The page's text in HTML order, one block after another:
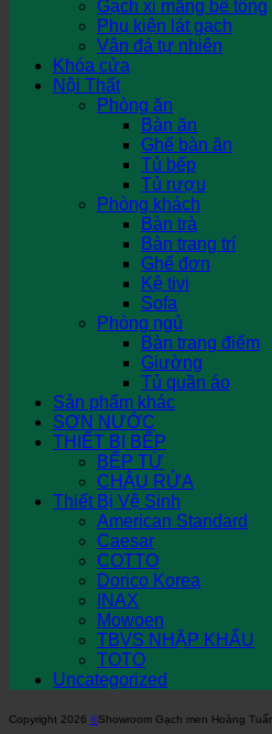
Gạch xi măng bê tông
Phụ kiện lát gạch
Vân đá tự nhiên
Khóa cửa
Nội Thất
Phòng ăn
Bàn ăn
Ghế bàn ăn
Tủ bếp
Tủ rượu
Phòng khách
Bàn trà
Bàn trang trí
Ghế đơn
Kệ tivi
Sofa
Phòng ngủ
Bàn trang điểm
Giường
Tủ quần áo
Sản phẩm khác
SƠN NƯỚC
THIẾT BỊ BẾP
BẾP TỪ
CHẬU RỬA
Thiết Bị Vệ Sinh
American Standard
Caesar
COTTO
Dorico Korea
INAX
Mowoen
TBVS NHẬP KHẨU
TOTO
Uncategorized
Copyright 2026 ©Showroom Gạch men Hoàng